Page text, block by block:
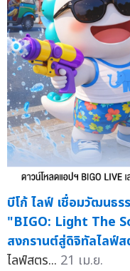
บีโก้ ไลฟ์ เชื่อมวัฒนธ
"BIGO: Light The
สงกรานต์สู่ดิจิทัลไลฟ์
ไลฟ์สตร... 21 เม.ย.